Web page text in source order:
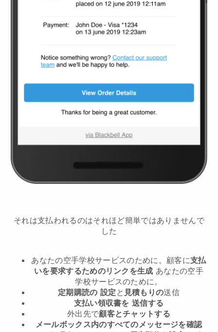
それは支払われるのはそれほど簡単ではありませんで
した
あなたの空手学校サービスのために。 顧客に支払
いを要求するためのリンクを生成 あなたの空手
学校サービスのために。
定期購読の 設定 と 見積もりの送信
支払い領収書を 送信する
外出先で顧客とチャットする
メールボックス内のすべてのメッセージを確認